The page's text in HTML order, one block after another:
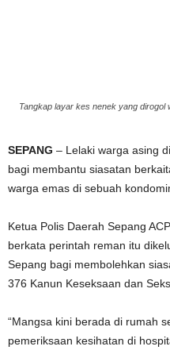
Tangkap layar kes nenek yang dirogol
SEPANG – Lelaki warga asing
bagi membantu siasatan
warga emas di sebuah
Ketua Polis Daerah Sepang
berkata perintah reman itu
Sepang bagi membolehkan
376 Kanun Keseksaan dan
“Mangsa kini berada di rumah
pemeriksaan kesihatan di